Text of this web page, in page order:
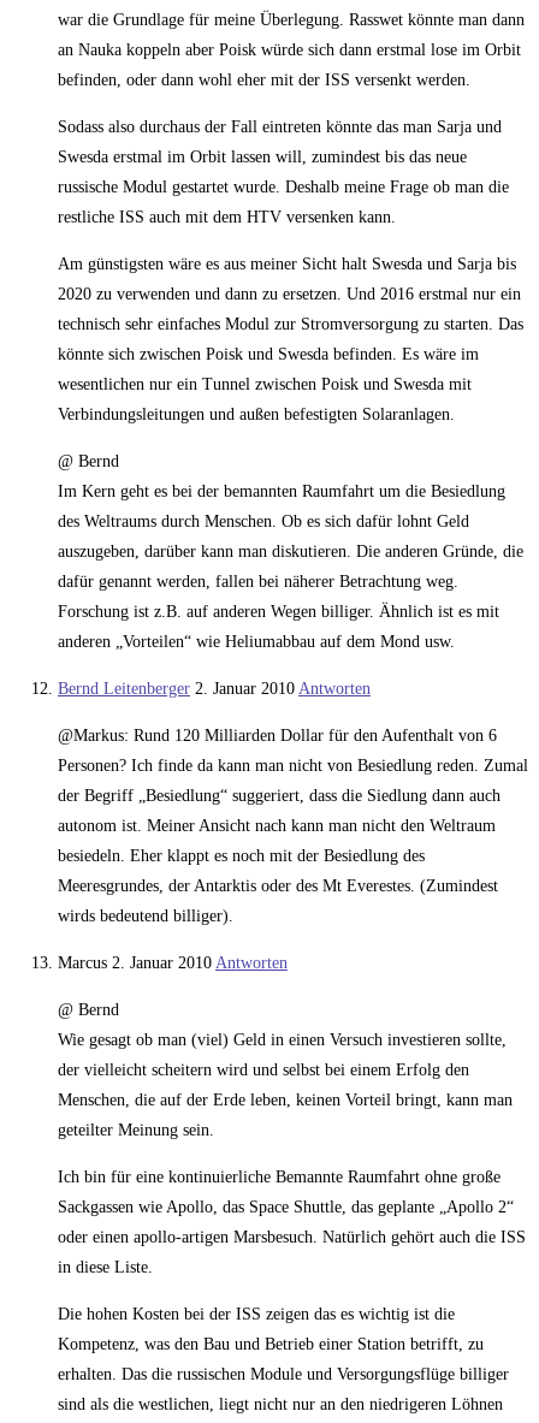
war die Grundlage für meine Überlegung. Rasswet könnte man dann
an Nauka koppeln aber Poisk würde sich dann erstmal lose im Orbit
befinden, oder dann wohl eher mit der ISS versenkt werden.
Sodass also durchaus der Fall eintreten könnte das man Sarja und
Swesda erstmal im Orbit lassen will, zumindest bis das neue
russische Modul gestartet wurde. Deshalb meine Frage ob man die
restliche ISS auch mit dem HTV versenken kann.
Am günstigsten wäre es aus meiner Sicht halt Swesda und Sarja bis
2020 zu verwenden und dann zu ersetzen. Und 2016 erstmal nur ein
technisch sehr einfaches Modul zur Stromversorgung zu starten. Das
könnte sich zwischen Poisk und Swesda befinden. Es wäre im
wesentlichen nur ein Tunnel zwischen Poisk und Swesda mit
Verbindungsleitungen und außen befestigten Solaranlagen.
@ Bernd
Im Kern geht es bei der bemannten Raumfahrt um die Besiedlung
des Weltraums durch Menschen. Ob es sich dafür lohnt Geld
auszugeben, darüber kann man diskutieren. Die anderen Gründe, die
dafür genannt werden, fallen bei näherer Betrachtung weg.
Forschung ist z.B. auf anderen Wegen billiger. Ähnlich ist es mit
anderen „Vorteilen“ wie Heliumabbau auf dem Mond usw.
Bernd Leitenberger 2. Januar 2010 Antworten
@Markus: Rund 120 Milliarden Dollar für den Aufenthalt von 6
Personen? Ich finde da kann man nicht von Besiedlung reden. Zumal
der Begriff „Besiedlung“ suggeriert, dass die Siedlung dann auch
autonom ist. Meiner Ansicht nach kann man nicht den Weltraum
besiedeln. Eher klappt es noch mit der Besiedlung des
Meeresgrundes, der Antarktis oder des Mt Everestes. (Zumindest
wirds bedeutend billiger).
Marcus 2. Januar 2010 Antworten
@ Bernd
Wie gesagt ob man (viel) Geld in einen Versuch investieren sollte,
der vielleicht scheitern wird und selbst bei einem Erfolg den
Menschen, die auf der Erde leben, keinen Vorteil bringt, kann man
geteilter Meinung sein.
Ich bin für eine kontinuierliche Bemannte Raumfahrt ohne große
Sackgassen wie Apollo, das Space Shuttle, das geplante „Apollo 2“
oder einen apollo-artigen Marsbesuch. Natürlich gehört auch die ISS
in diese Liste.
Die hohen Kosten bei der ISS zeigen das es wichtig ist die
Kompetenz, was den Bau und Betrieb einer Station betrifft, zu
erhalten. Das die russischen Module und Versorgungsflüge billiger
sind als die westlichen, liegt nicht nur an den niedrigeren Löhnen